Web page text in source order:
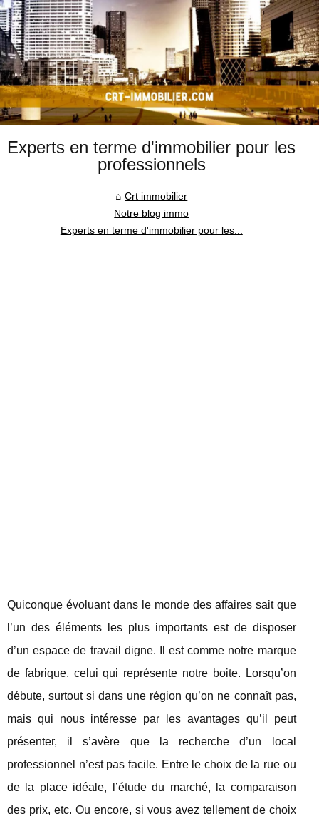
Experts en terme d'immobilier pour les
professionnels
Crt immobilier
Notre blog immo
Experts en terme d'immobilier pour les...
Quiconque évoluant dans le monde des affaires sait que
l’un des éléments les plus importants est de disposer
d’un espace de travail digne. Il est comme notre marque
de fabrique, celui qui représente notre boite. Lorsqu’on
débute, surtout si dans une région qu’on ne connaît pas,
mais qui nous intéresse par les avantages qu’il peut
présenter, il s’avère que la recherche d’un local
professionnel n’est pas facile. Entre le choix de la rue ou
de la place idéale, l’étude du marché, la comparaison
des prix, etc. Ou encore, si vous avez tellement de choix